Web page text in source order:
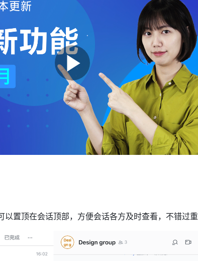
以置顶在会话顶部，方便会话各方及时查看，不错过